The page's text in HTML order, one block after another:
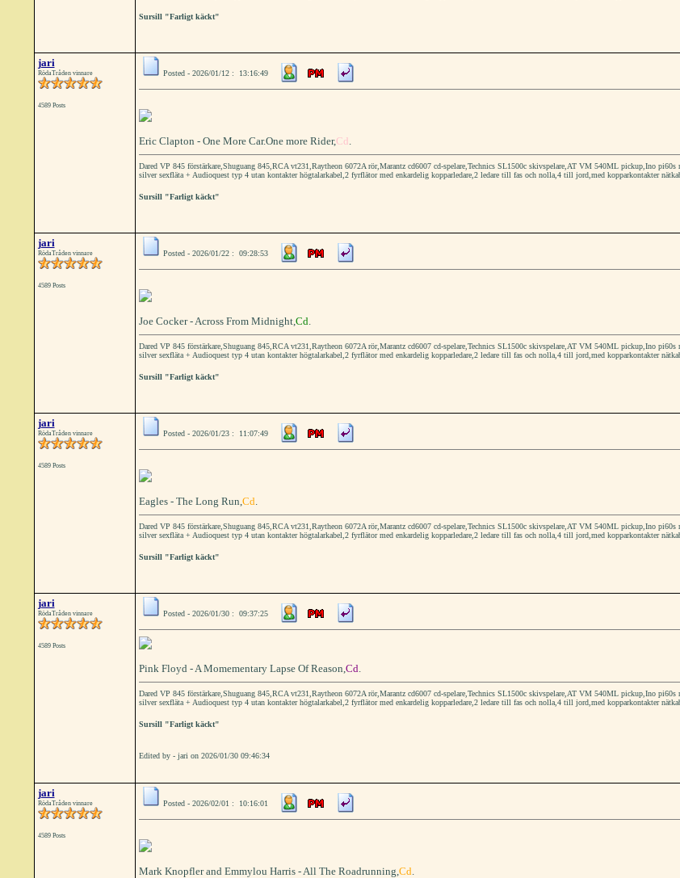
Sursill "Farligt käckt"
jari
RödaTråden vinnare
4589 Posts
Posted - 2026/01/12 : 13:16:49
Eric Clapton - One More Car.One more Rider,Cd.
Dared VP 845 förstärkare,Shuguang 845,RCA vt231,Raytheon 6072A rör,Marantz cd6007 cd-spelare,Technics SL1500c skivspelare,AT VM 540ML pickup,Ino
silver sexfläta + Audioquest typ 4 utan kontakter högtalarkabel,2 fyrflätor med enkardelig kopparledare,2 ledare till fas och nolla,4 till jord,med kopparkontakter
Sursill "Farligt käckt"
jari
RödaTråden vinnare
4589 Posts
Posted - 2026/01/22 : 09:28:53
Joe Cocker - Across From Midnight,Cd.
Dared VP 845 förstärkare,Shuguang 845,RCA vt231,Raytheon 6072A rör,Marantz cd6007 cd-spelare,Technics SL1500c skivspelare,AT VM 540ML pickup,Ino
silver sexfläta + Audioquest typ 4 utan kontakter högtalarkabel,2 fyrflätor med enkardelig kopparledare,2 ledare till fas och nolla,4 till jord,med kopparkontakter
Sursill "Farligt käckt"
jari
RödaTråden vinnare
4589 Posts
Posted - 2026/01/23 : 11:07:49
Eagles - The Long Run,Cd.
Dared VP 845 förstärkare,Shuguang 845,RCA vt231,Raytheon 6072A rör,Marantz cd6007 cd-spelare,Technics SL1500c skivspelare,AT VM 540ML pickup,Ino
silver sexfläta + Audioquest typ 4 utan kontakter högtalarkabel,2 fyrflätor med enkardelig kopparledare,2 ledare till fas och nolla,4 till jord,med kopparkontakter
Sursill "Farligt käckt"
jari
RödaTråden vinnare
4589 Posts
Posted - 2026/01/30 : 09:37:25
Pink Floyd - A Momementary Lapse Of Reason,Cd.
Dared VP 845 förstärkare,Shuguang 845,RCA vt231,Raytheon 6072A rör,Marantz cd6007 cd-spelare,Technics SL1500c skivspelare,AT VM 540ML pickup,Ino
silver sexfläta + Audioquest typ 4 utan kontakter högtalarkabel,2 fyrflätor med enkardelig kopparledare,2 ledare till fas och nolla,4 till jord,med kopparkontakter
Sursill "Farligt käckt"
Edited by - jari on 2026/01/30 09:46:34
jari
RödaTråden vinnare
4589 Posts
Posted - 2026/02/01 : 10:16:01
Mark Knopfler and Emmylou Harris - All The Roadrunning,Cd.